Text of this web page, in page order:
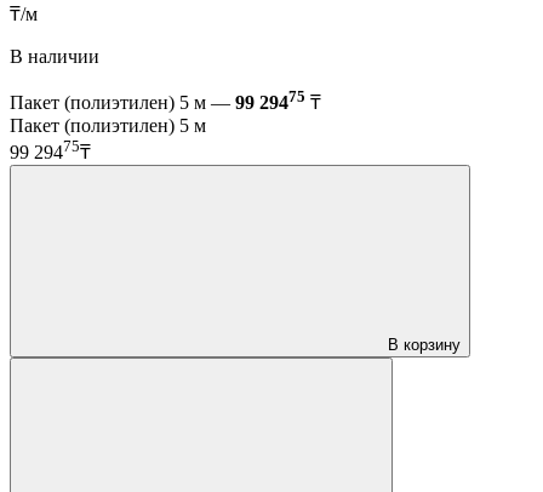
₸/м
В наличии
Пакет (полиэтилен) 5 м — 99 29475 ₸
Пакет (полиэтилен) 5 м
99 29475₸
В корзину